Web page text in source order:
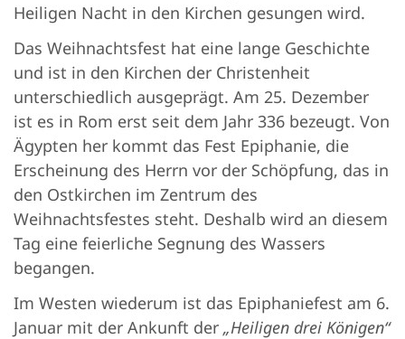
Heiligen Nacht in den Kirchen gesungen wird.
Das Weihnachtsfest hat eine lange Geschichte
und ist in den Kirchen der Christenheit
unterschiedlich ausgeprägt. Am 25. Dezember
ist es in Rom erst seit dem Jahr 336 bezeugt. Von
Ägypten her kommt das Fest Epiphanie, die
Erscheinung des Herrn vor der Schöpfung, das in
den Ostkirchen im Zentrum des
Weihnachtsfestes steht. Deshalb wird an diesem
Tag eine feierliche Segnung des Wassers
begangen.
Im Westen wiederum ist das Epiphaniefest am 6.
Januar mit der Ankunft der „Heiligen drei Königen“